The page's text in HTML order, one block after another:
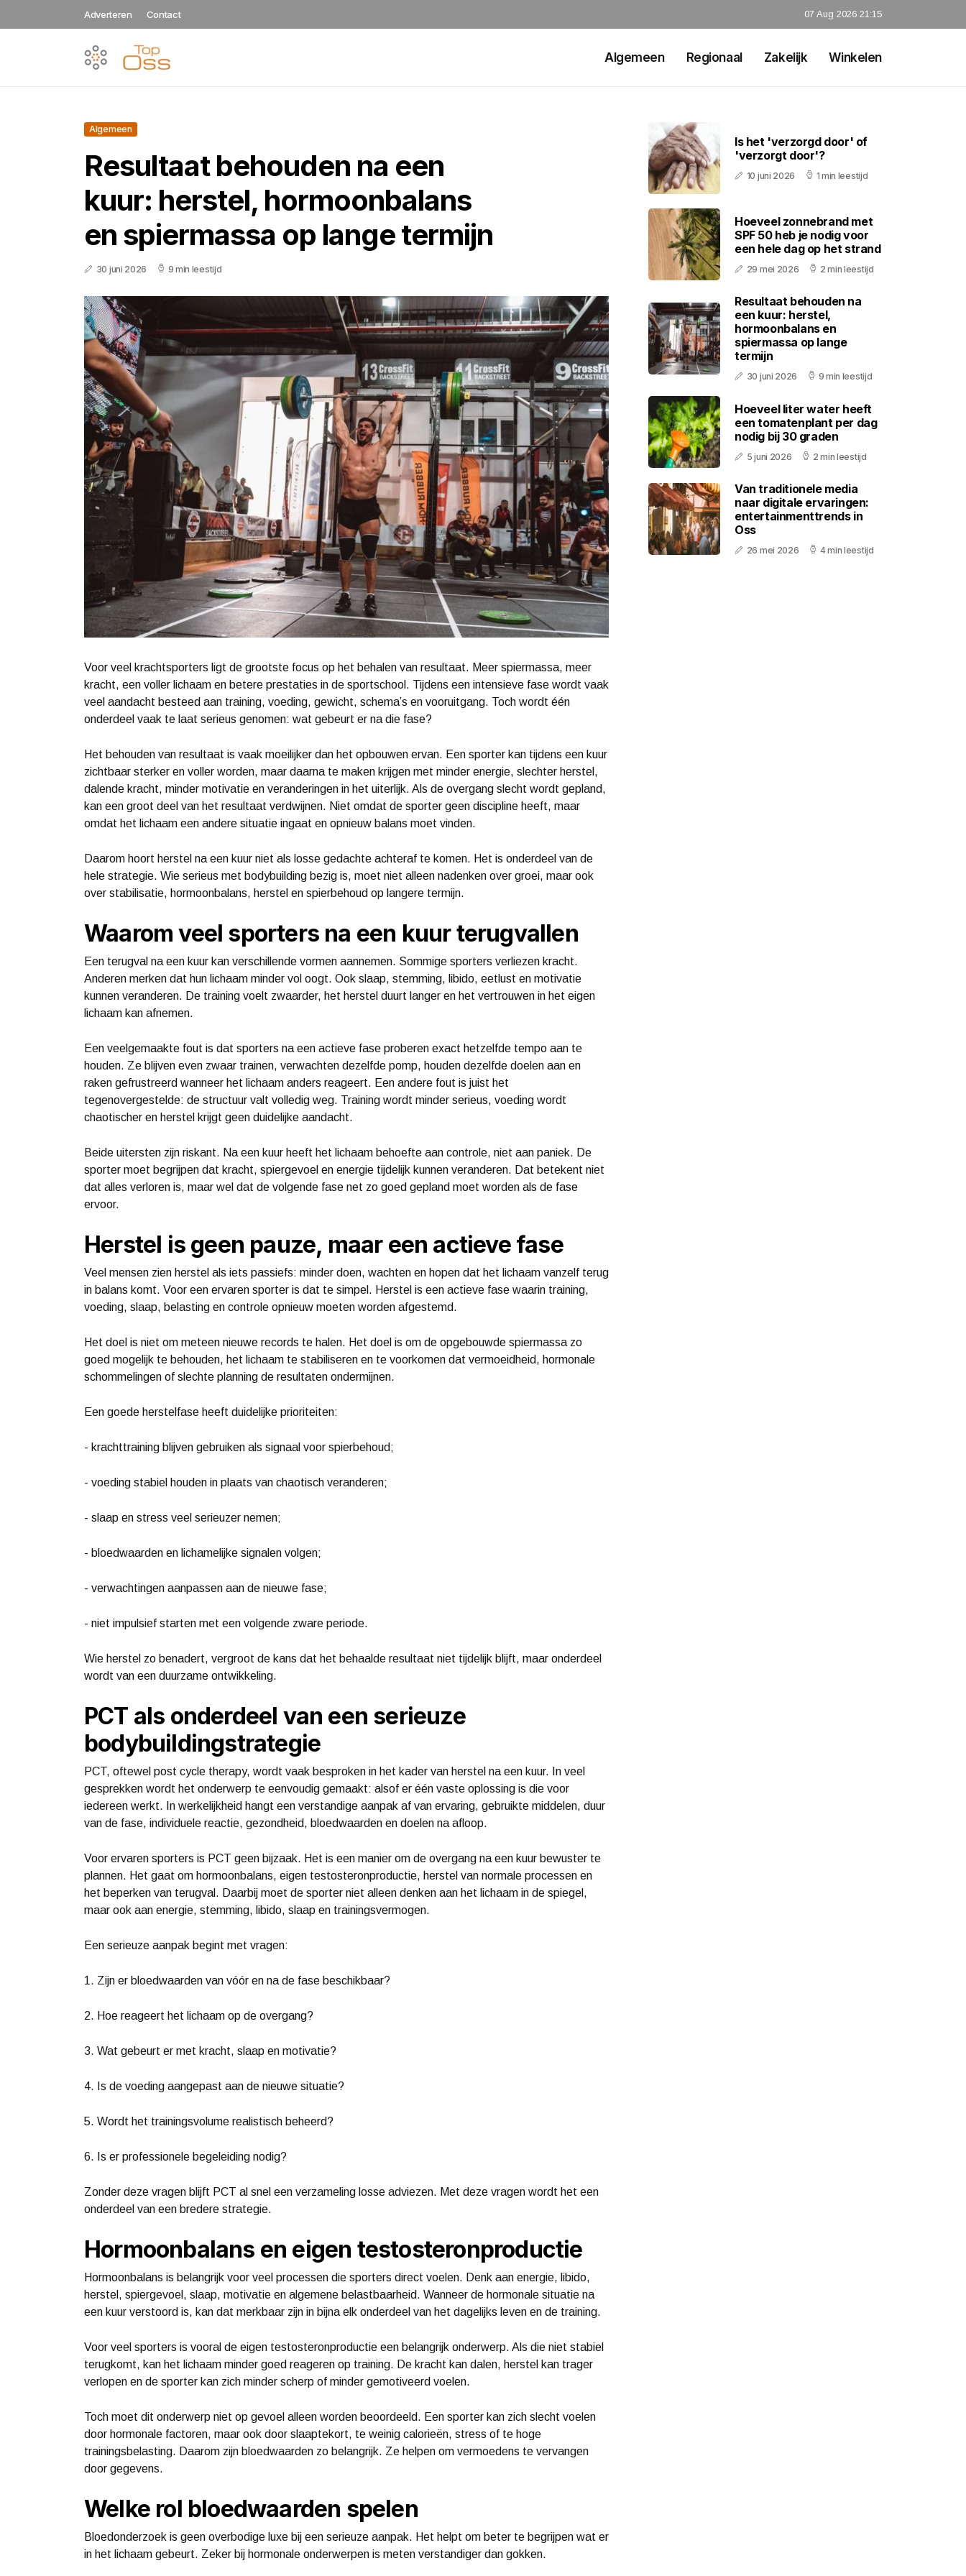
Adverteren Contact 07 Aug 2026 21:15
Algemeen Regionaal Zakelijk Winkelen
Algemeen
Resultaat behouden na een
kuur: herstel, hormoonbalans
en spiermassa op lange termijn
30 juni 2026 9 min leestijd
Voor veel krachtsporters ligt de grootste focus op het behalen van resultaat. Meer spiermassa, meer
kracht, een voller lichaam en betere prestaties in de sportschool. Tijdens een intensieve fase wordt vaak
veel aandacht besteed aan training, voeding, gewicht, schema’s en vooruitgang. Toch wordt één
onderdeel vaak te laat serieus genomen: wat gebeurt er na die fase?
Het behouden van resultaat is vaak moeilijker dan het opbouwen ervan. Een sporter kan tijdens een kuur
zichtbaar sterker en voller worden, maar daarna te maken krijgen met minder energie, slechter herstel,
dalende kracht, minder motivatie en veranderingen in het uiterlijk. Als de overgang slecht wordt gepland,
kan een groot deel van het resultaat verdwijnen. Niet omdat de sporter geen discipline heeft, maar
omdat het lichaam een andere situatie ingaat en opnieuw balans moet vinden.
Daarom hoort herstel na een kuur niet als losse gedachte achteraf te komen. Het is onderdeel van de
hele strategie. Wie serieus met bodybuilding bezig is, moet niet alleen nadenken over groei, maar ook
over stabilisatie, hormoonbalans, herstel en spierbehoud op langere termijn.
Waarom veel sporters na een kuur terugvallen
Een terugval na een kuur kan verschillende vormen aannemen. Sommige sporters verliezen kracht.
Anderen merken dat hun lichaam minder vol oogt. Ook slaap, stemming, libido, eetlust en motivatie
kunnen veranderen. De training voelt zwaarder, het herstel duurt langer en het vertrouwen in het eigen
lichaam kan afnemen.
Een veelgemaakte fout is dat sporters na een actieve fase proberen exact hetzelfde tempo aan te
houden. Ze blijven even zwaar trainen, verwachten dezelfde pomp, houden dezelfde doelen aan en
raken gefrustreerd wanneer het lichaam anders reageert. Een andere fout is juist het
tegenovergestelde: de structuur valt volledig weg. Training wordt minder serieus, voeding wordt
chaotischer en herstel krijgt geen duidelijke aandacht.
Beide uitersten zijn riskant. Na een kuur heeft het lichaam behoefte aan controle, niet aan paniek. De
sporter moet begrijpen dat kracht, spiergevoel en energie tijdelijk kunnen veranderen. Dat betekent niet
dat alles verloren is, maar wel dat de volgende fase net zo goed gepland moet worden als de fase
ervoor.
Herstel is geen pauze, maar een actieve fase
Veel mensen zien herstel als iets passiefs: minder doen, wachten en hopen dat het lichaam vanzelf terug
in balans komt. Voor een ervaren sporter is dat te simpel. Herstel is een actieve fase waarin training,
voeding, slaap, belasting en controle opnieuw moeten worden afgestemd.
Het doel is niet om meteen nieuwe records te halen. Het doel is om de opgebouwde spiermassa zo
goed mogelijk te behouden, het lichaam te stabiliseren en te voorkomen dat vermoeidheid, hormonale
schommelingen of slechte planning de resultaten ondermijnen.
Een goede herstelfase heeft duidelijke prioriteiten:
- krachttraining blijven gebruiken als signaal voor spierbehoud;
- voeding stabiel houden in plaats van chaotisch veranderen;
- slaap en stress veel serieuzer nemen;
- bloedwaarden en lichamelijke signalen volgen;
- verwachtingen aanpassen aan de nieuwe fase;
- niet impulsief starten met een volgende zware periode.
Wie herstel zo benadert, vergroot de kans dat het behaalde resultaat niet tijdelijk blijft, maar onderdeel
wordt van een duurzame ontwikkeling.
PCT als onderdeel van een serieuze
bodybuildingstrategie
PCT, oftewel post cycle therapy, wordt vaak besproken in het kader van herstel na een kuur. In veel
gesprekken wordt het onderwerp te eenvoudig gemaakt: alsof er één vaste oplossing is die voor
iedereen werkt. In werkelijkheid hangt een verstandige aanpak af van ervaring, gebruikte middelen, duur
van de fase, individuele reactie, gezondheid, bloedwaarden en doelen na afloop.
Voor ervaren sporters is PCT geen bijzaak. Het is een manier om de overgang na een kuur bewuster te
plannen. Het gaat om hormoonbalans, eigen testosteronproductie, herstel van normale processen en
het beperken van terugval. Daarbij moet de sporter niet alleen denken aan het lichaam in de spiegel,
maar ook aan energie, stemming, libido, slaap en trainingsvermogen.
Een serieuze aanpak begint met vragen:
1. Zijn er bloedwaarden van vóór en na de fase beschikbaar?
2. Hoe reageert het lichaam op de overgang?
3. Wat gebeurt er met kracht, slaap en motivatie?
4. Is de voeding aangepast aan de nieuwe situatie?
5. Wordt het trainingsvolume realistisch beheerd?
6. Is er professionele begeleiding nodig?
Zonder deze vragen blijft PCT al snel een verzameling losse adviezen. Met deze vragen wordt het een
onderdeel van een bredere strategie.
Hormoonbalans en eigen testosteronproductie
Hormoonbalans is belangrijk voor veel processen die sporters direct voelen. Denk aan energie, libido,
herstel, spiergevoel, slaap, motivatie en algemene belastbaarheid. Wanneer de hormonale situatie na
een kuur verstoord is, kan dat merkbaar zijn in bijna elk onderdeel van het dagelijks leven en de training.
Voor veel sporters is vooral de eigen testosteronproductie een belangrijk onderwerp. Als die niet stabiel
terugkomt, kan het lichaam minder goed reageren op training. De kracht kan dalen, herstel kan trager
verlopen en de sporter kan zich minder scherp of minder gemotiveerd voelen.
Toch moet dit onderwerp niet op gevoel alleen worden beoordeeld. Een sporter kan zich slecht voelen
door hormonale factoren, maar ook door slaaptekort, te weinig calorieën, stress of te hoge
trainingsbelasting. Daarom zijn bloedwaarden zo belangrijk. Ze helpen om vermoedens te vervangen
door gegevens.
Welke rol bloedwaarden spelen
Bloedonderzoek is geen overbodige luxe bij een serieuze aanpak. Het helpt om beter te begrijpen wat er
in het lichaam gebeurt. Zeker bij hormonale onderwerpen is meten verstandiger dan gokken.
Is het 'verzorgd door' of
'verzorgt door'?
10 juni 2026 1 min leestijd
Hoeveel zonnebrand met
SPF 50 heb je nodig voor
een hele dag op het strand
29 mei 2026 2 min leestijd
Resultaat behouden na
een kuur: herstel,
hormoonbalans en
spiermassa op lange
termijn
30 juni 2026 9 min leestijd
Hoeveel liter water heeft
een tomatenplant per dag
nodig bij 30 graden
5 juni 2026 2 min leestijd
Van traditionele media
naar digitale ervaringen:
entertainmenttrends in
Oss
26 mei 2026 4 min leestijd